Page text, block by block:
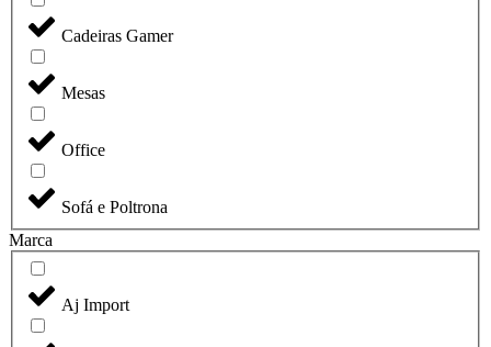
Cadeiras Gamer
Mesas
Office
Sofá e Poltrona
Marca
Aj Import